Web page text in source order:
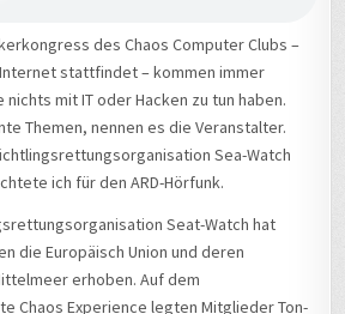
des Chaos Computer Clubs –
stattfindet – kommen immer
mit IT oder Hacken zu tun haben.
Themen, nennen es die Veranstalter.
Sea-Watch
ich für den ARD-Hörfunk.
Seat-Watch hat
die Europäisch Union und deren
erhoben. Auf dem
Chaos Experience legten Mitglieder Ton-